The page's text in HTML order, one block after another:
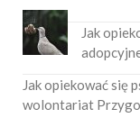
Jak
Jak opiekować się
wolontariat